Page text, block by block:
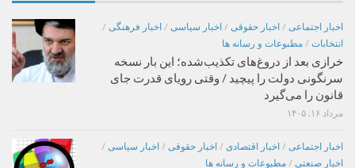
اخبار اجتماعی / اخبار حقوقی / اخبار سیاسی / اخبار فرهنگی /
انتخابات / مطبوعات و رسانه ها
خرازی بعد از دروغ‌های تکذیب‌شده؛ این بار نسخه
سرنگونی دولت را پیچید / وقتی رویای قدرت جای
قانون را می‌گیرد
مرداد ۱۶, ۱۴۰۵
اخبار اجتماعی / اخبار اقتصادی / اخبار حقوقی / اخبار سیاسی /
اخبار صنعتی / مطبوعات و رسانه ها